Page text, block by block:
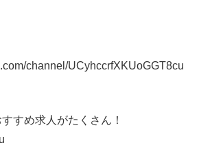
channel/UCyhccrfXKUoGGT8cu
すめ求人がたくさん！